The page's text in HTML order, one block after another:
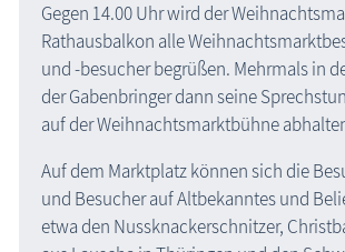
Gegen 14.00 Uhr wird der
Rathausbalkon alle
und -besucher begrüßen. Mehrmals in
der Gabenbringer dann seine
auf der Weihnachtsmarktbühne
Auf dem Marktplatz können sich die
und Besucher auf Altbekanntes und
etwa den Nussknackerschnitzer,